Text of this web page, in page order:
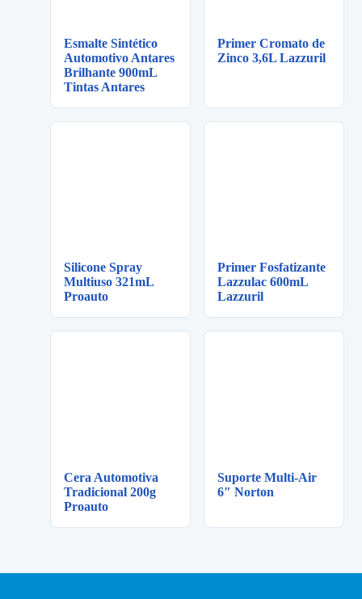
Esmalte Sintético
Automotivo Antares
Brilhante 900mL
Tintas Antares
Primer Cromato de
Zinco 3,6L Lazzuril
Silicone Spray
Multiuso 321mL
Proauto
Primer Fosfatizante
Lazzulac 600mL
Lazzuril
Cera Automotiva
Tradicional 200g
Proauto
Suporte Multi-Air
6″ Norton